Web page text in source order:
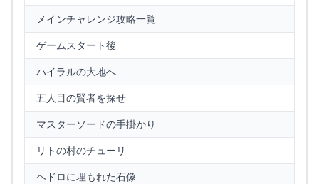
メインチャレンジ攻略一覧
ゲームスタート後
ハイラルの大地へ
五人目の賢者を探せ
マスターソードの手掛かり
リトの村のチューリ
ヘドロに埋もれた石像